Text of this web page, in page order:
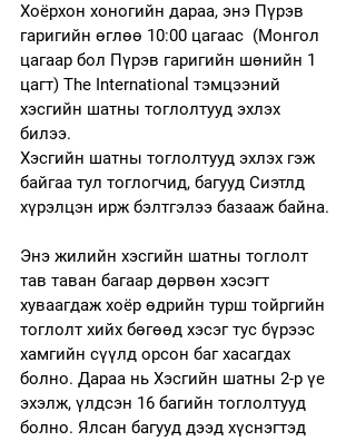
Хоёрхон хоногийн дараа, энэ Пүрэв
гаригийн өглөө 10:00 цагаас  (Монгол
цагаар бол Пүрэв гаригийн шөнийн 1
цагт) The International тэмцээний
хэсгийн шатны тоглолтууд эхлэх
билээ.
Хэсгийн шатны тоглолтууд эхлэх гэж
байгаа тул тоглогчид, багууд Сиэтлд
хүрэлцэн ирж бэлтгэлээ базааж байна.
Энэ жилийн хэсгийн шатны тоглолт
тав таван багаар дөрвөн хэсэгт
хуваагдаж хоёр өдрийн турш тойргийн
тоглолт хийх бөгөөд хэсэг тус бүрээс
хамгийн сүүлд орсон баг хасагдах
болно. Дараа нь Хэсгийн шатны 2-р үе
эхэлж, үлдсэн 16 багийн тоглолтууд
болно. Ялсан багууд дээд хүснэгтэд